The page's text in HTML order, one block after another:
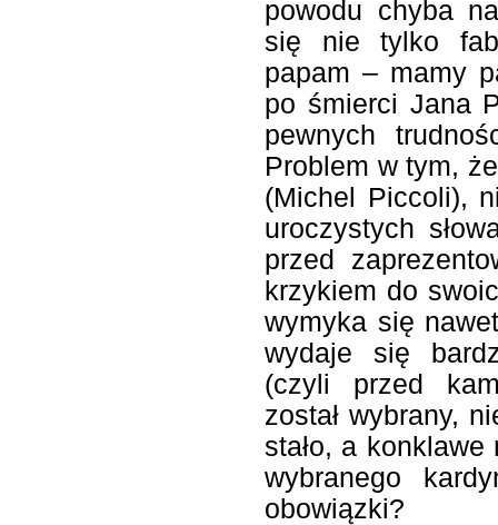
powodu chyba
się nie tylko
papam – mamy
po śmierci Jana
pewnych
Problem w tym,
(Michel Piccoli),
uroczystych
przed
krzykiem do
wymyka się
wydaje się
(czyli przed
został wybrany,
stało, a
wybranego
obowiązki?